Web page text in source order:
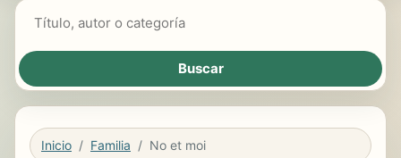
Inicio Familia No et moi